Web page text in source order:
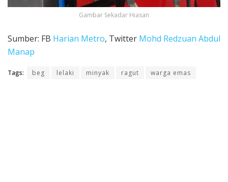
Gambar Sekadar Hiasan
Sumber: FB Harian Metro, Twitter Mohd Redzuan Abdul
Manap
Tags: beg lelaki minyak ragut warga emas